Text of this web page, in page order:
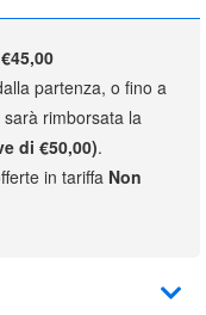
partenza, o fino a
rimborsata la
di €50,00).
in tariffa Non